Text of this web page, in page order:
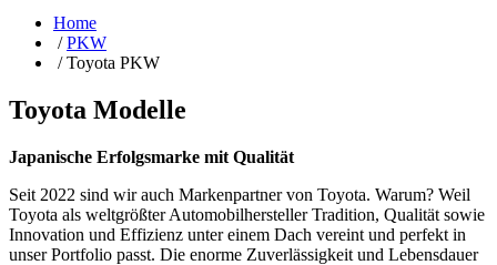
Home
/PKW
/Toyota PKW
Toyota Modelle
Japanische Erfolgsmarke mit Qualität
Seit 2022 sind wir auch Markenpartner von Toyota. Warum? Weil
Toyota als weltgrößter Automobil­hersteller Tradition, Qualität sowie
Innovation und Effizienz unter einem Dach vereint und perfekt in
unser Portfolio passt. Die enorme Zuverlässigkeit und Lebensdauer